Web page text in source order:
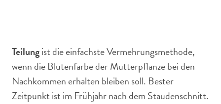
Teilungist die einfachste Vermehrungsmethode,
wenn die Blütenfarbe der Mutterpflanze bei den
Nachkommen erhalten bleiben soll. Bester
Zeitpunkt ist im Frühjahr nach dem Staudenschnitt.